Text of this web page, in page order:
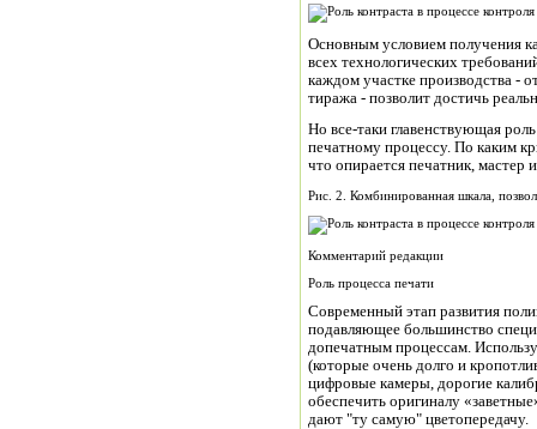
Основным условием получения
всех технологических
каждом участке производства -
тиража - позволит достичь
Но все-таки главенствующая
печатному процессу. По каким
что опирается печатник, мастер
Рис. 2. Комбинированная шкала,
Комментарий редакции
Роль процесса печати
Современный этап развития
подавляющее большинство
допечатным процессам.
(которые очень долго и
цифровые камеры, дорогие
обеспечить оригиналу
дают "ту самую" цветопередачу.